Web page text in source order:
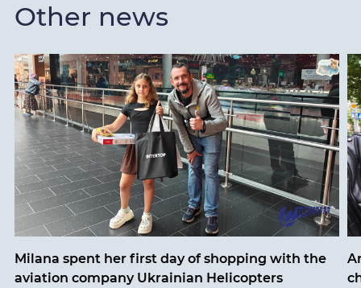
Other news
Milana spent her first day of shopping with the
aviation company Ukrainian Helicopters